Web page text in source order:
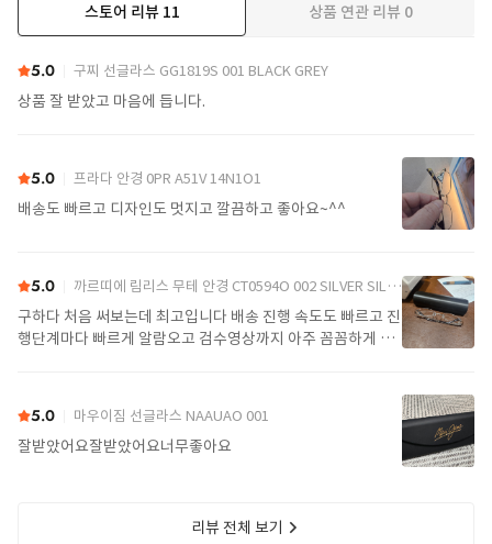
스토어 리뷰 11 상품 연관 리뷰 0
5.0 구찌 선글라스 GG1819S 001 BLACK GREY
상품 잘 받았고 마음에 듭니다.
5.0 프라다 안경 0PR A51V 14N1O1
배송도 빠르고 디자인도 멋지고 깔끔하고 좋아요~^^
5.0 까르띠에 림리스 무테 안경 CT0594O 002 SILVER SILVER TRANSPARENT
구하다 처음 써보는데 최고입니다 배송 진행 속도도 빠르고 진
행단계마다 빠르게 알람오고 검수영상까지 아주 꼼꼼하게 찍
5.0 마우이짐 선글라스 NAAUAO 001
잘받았어요잘받았어요너무좋아요
리뷰 전체 보기